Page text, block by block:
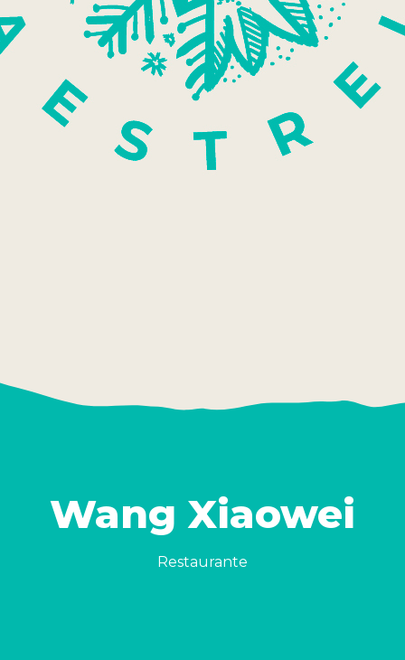
Wang Xiaowei
Restaurante